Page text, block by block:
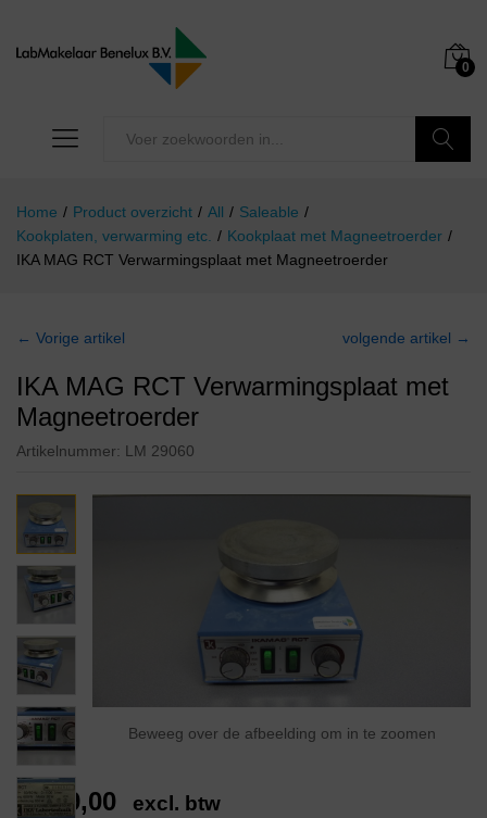
0
Home / Product overzicht / All / Saleable /
Kookplaten, verwarming etc. / Kookplaat met Magneetroerder /
IKA MAG RCT Verwarmingsplaat met Magneetroerder
← Vorige artikel volgende artikel →
IKA MAG RCT Verwarmingsplaat met
Magneetroerder
Artikelnummer: LM 29060
Beweeg over de afbeelding om in te zoomen
€249,00 excl. btw